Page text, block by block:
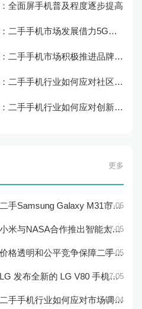
全面屏手机普及程度逐步提高
忠机者手机专卖平台：二手手机市场发展借力5G，迎来新机遇
忠机者手机专卖平台：二手手机市场积极推进品牌转型，实现品牌创新和升级
忠机者手机专卖平台：二手手机行业如何应对社区运营的重要性
忠机者手机专卖平台：二手手机行业如何应对创新驱动的发展
更多
Galaxy M31市场价格持续下跌07-06
与NASA合作推出智能太空手表07-05
争保障二手手机交易市场的稳定性和健康发展07-05
新的 LG V80 手机，支持 5G 网络07-05
机行业如何应对市场调整的变动07-04